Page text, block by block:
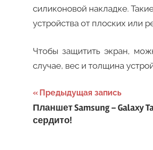
силиконовой накладке.
устройства от плоских или
Чтобы защитить экран,
случае, вес и толщина
Навигация
по
Предыдущая запись
Планшет Samsung – Galaxy
сердито!